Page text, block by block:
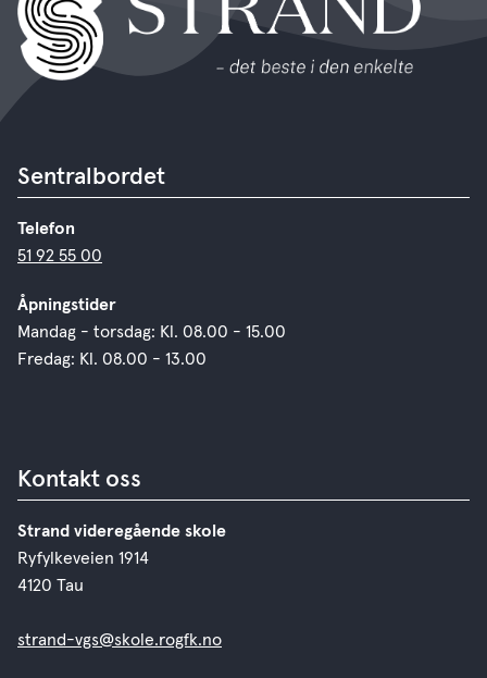
Sentralbordet
Telefon
51 92 55 00
Åpningstider
Mandag - torsdag: Kl. 08.00 - 15.00
Fredag: Kl. 08.00 - 13.00
Kontakt oss
Strand videregående skole
Ryfylkeveien 1914
4120 Tau
strand-vgs@skole.rogfk.no